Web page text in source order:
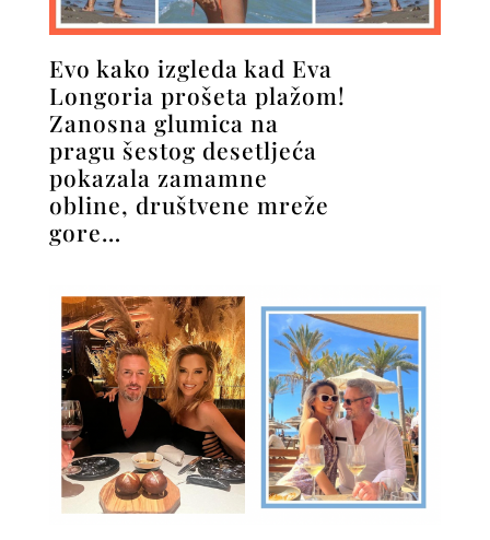
Evo kako izgleda kad Eva
Longoria prošeta plažom!
Zanosna glumica na
pragu šestog desetljeća
pokazala zamamne
obline, društvene mreže
gore…